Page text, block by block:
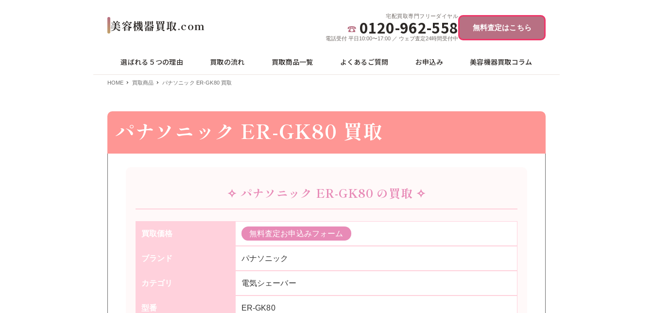
宅配買取専門フリーダイヤル
0120-962-558
電話受付 平日10:00〜17:00 ／ ウェブ査定24時間受付中
無料査定はこちら
選ばれる５つの理由 買取の流れ 買取商品一覧 よくあるご質問 お申込み 美容機器買取コラム
HOME 買取商品 パナソニック ER-GK80 買取
パナソニック ER-GK80 買取
✧ パナソニック ER-GK80 の買取 ✧
買取価格 無料査定お申込みフォーム
ブランド パナソニック
カテゴリ 電気シェーバー
型番 ER-GK80